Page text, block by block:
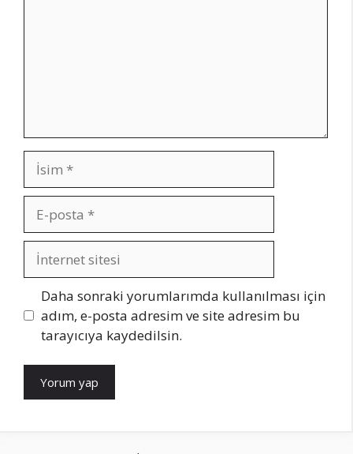
İsim
posta
İnternet
sitesi
Daha sonraki yorumlarımda kullanılması için
adım, e-posta adresim ve site adresim bu
tarayıcıya kaydedilsin.